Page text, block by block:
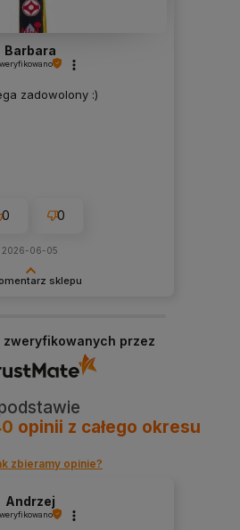
sklepu
włożony w podzielenie
Do
Barbara
zadowolony :)
0 0
2026-06-05
zweryfikowanych przez
opinii z całego okresu
zbieramy opinie?
Andrzej